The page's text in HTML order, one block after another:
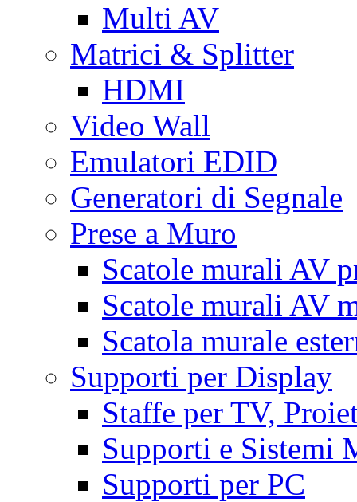
Multi AV
Matrici & Splitter
HDMI
Video Wall
Emulatori EDID
Generatori di Segnale
Prese a Muro
Scatole murali AV
Scatole murali AV
Scatola murale
Supporti per Display
Staffe per TV,
Supporti e Sistemi
Supporti per PC